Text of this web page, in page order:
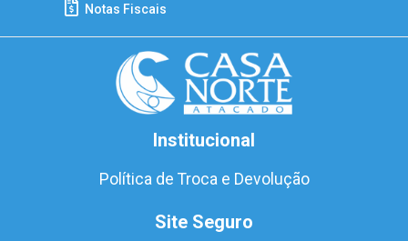
Notas Fiscais
Institucional
Política de Troca e Devolução
Site Seguro